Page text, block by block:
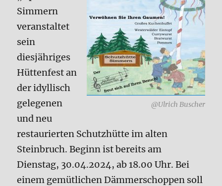
@Ulrich Buscher
Simmern
veranstaltet
sein
diesjähriges
Hüttenfest an
der idyllisch
gelegenen
und neu
restaurierten Schutzhütte im alten
Steinbruch. Beginn ist bereits am
Dienstag, 30.04.2024, ab 18.00 Uhr. Bei
einem gemütlichen Dämmerschoppen soll